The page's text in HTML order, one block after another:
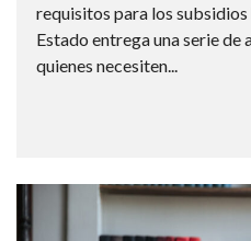
requisitos para los
Estado entrega una serie de
quienes necesiten...